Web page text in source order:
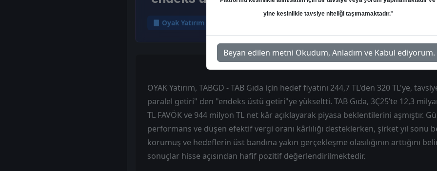
Oyak Yatırım
OYAK Yatırım, TABGD - TAB Gıda için hedef fiyatını 244,7 TL'den 320 TL'ye,
paralel getiri" den "endeks üstü getiri"ye yükseltti. TAB Gıda, 3Ç25’te 12,3
TL FAVÖK ve 944 milyon TL net kâr açıklayarak piyasa beklentilerini aşmıştır.
performans ve düşen efektif vergi oranı kârlılığı desteklerken, şirket yıl sonu
korumuş ve hedeflerin üst bandına yakın gerçekleşme olasılığının arttığını
sonuçlar hisse açısından hafif pozitif değerlendirilmektedir.
yine kesinlikle tavsiye niteliği taşımamaktadır."
Beyan edilen metni Okudum, Anladım ve Kabul ediyorum.